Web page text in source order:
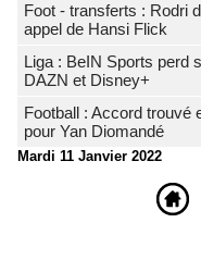
Foot - transferts : Rodri
appel de Hansi Flick
Liga : BeIN Sports perd
DAZN et Disney+
Football : Accord trouvé
pour Yan Diomandé
Mardi 11 Janvier 2022